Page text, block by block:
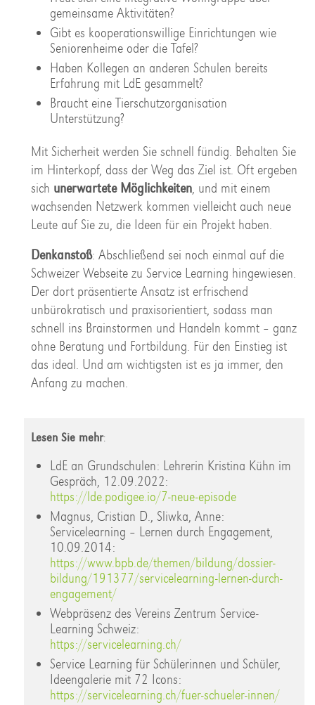
gemeinsame Aktivitäten?
Gibt es kooperationswillige Einrichtungen wie
Seniorenheime oder die Tafel?
Haben Kollegen an anderen Schulen bereits
Erfahrung mit LdE gesammelt?
Braucht eine Tierschutzorganisation
Unterstützung?
Mit Sicherheit werden Sie schnell fündig. Behalten Sie
im Hinterkopf, dass der Weg das Ziel ist. Oft ergeben
sich unerwartete Möglichkeiten, und mit einem
wachsenden Netzwerk kommen vielleicht auch neue
Leute auf Sie zu, die Ideen für ein Projekt haben.
Denkanstoß: Abschließend sei noch einmal auf die
Schweizer Webseite zu Service Learning hingewiesen.
Der dort präsentierte Ansatz ist erfrischend
unbürokratisch und praxisorientiert, sodass man
schnell ins Brainstormen und Handeln kommt – ganz
ohne Beratung und Fortbildung. Für den Einstieg ist
das ideal. Und am wichtigsten ist es ja immer, den
Anfang zu machen.
Lesen Sie mehr:
LdE an Grundschulen: Lehrerin Kristina Kühn im
Gespräch, 12.09.2022:
https://lde.podigee.io/7-neue-episode
Magnus, Cristian D., Sliwka, Anne:
Servicelearning – Lernen durch Engagement,
10.09.2014:
https://www.bpb.de/themen/bildung/dossier-
bildung/191377/servicelearning-lernen-durch-
engagement/
Webpräsenz des Vereins Zentrum Service-
Learning Schweiz:
https://servicelearning.ch/
Service Learning für Schülerinnen und Schüler,
Ideengalerie mit 72 Icons:
https://servicelearning.ch/fuer-schueler-innen/